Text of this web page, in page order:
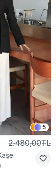
5
2.480,00TL